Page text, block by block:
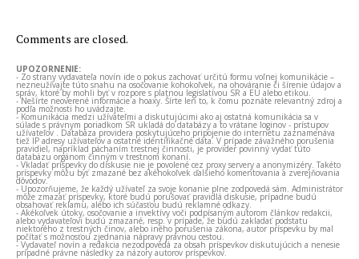
Comments are closed.
UPOZORNENIE:
- Zo strany vydavateľa novín ide o pokus zachovať určitú formu voľnej komunikácie –
nezneužívajte túto snahu na osočovanie kohokoľvek, na ohováranie či šírenie údajov a
správ, ktoré by mohli byť v rozpore s platnou legislatívou SR a EÚ alebo etikou.
- Nešírte neoverené informácie a hoaxy. Šírte len to, k čomu poznáte relevantný zdroj a
podľa možnosti ho uvádzajte.
- Komunikácia medzi užívateľmi a diskutujúcimi ako aj ostatná komunikácia sa v
súlade s právnym poriadkom SR ukladá do databázy a to vrátane loginov - prístupov
užívateľov . Databáza providera poskytujúceho pripojenie do internetu zaznamenáva
tiež IP adresy užívateľov a ostatné identifikačné dáta. V prípade závažného porušenia
pravidiel, napríklad páchaním trestnej činnosti, je provider povinný vydať túto
databázu orgánom činným v trestnom konaní.
- Vkladať príspevky do diskusie nie je povolené cez proxy servery a anonymizéry. Takéto
príspevky môžu byť zmazané bez akéhokoľvek ďalšieho komentovania a zverejňovania
dôvodov.
- Upozorňujeme, že každý užívateľ za svoje konanie plne zodpovedá sám. Administrátor
môže zmazať príspevky, ktoré budú porušovať pravidlá diskusie, prípadne budú
obsahovať reklamu, alebo ich súčasťou budú reklamné odkazy.
- Akékoľvek útoky, osočovanie a invektívy voči podpísaným autorom článkov redakcii,
alebo vydavateľovi budú zmazané, resp. v prípade, že budú zakladať podstatu
niektorého z trestných činov, alebo iného porušenia zákona, autor príspevku by mal
počítať s možnosťou zjednania nápravy právnou cestou.
- Vydavateľ novín a redakcia nezodpovedá za obsah príspevkov diskutujúcich a nenesie
prípadné právne následky za názory autorov príspevkov.